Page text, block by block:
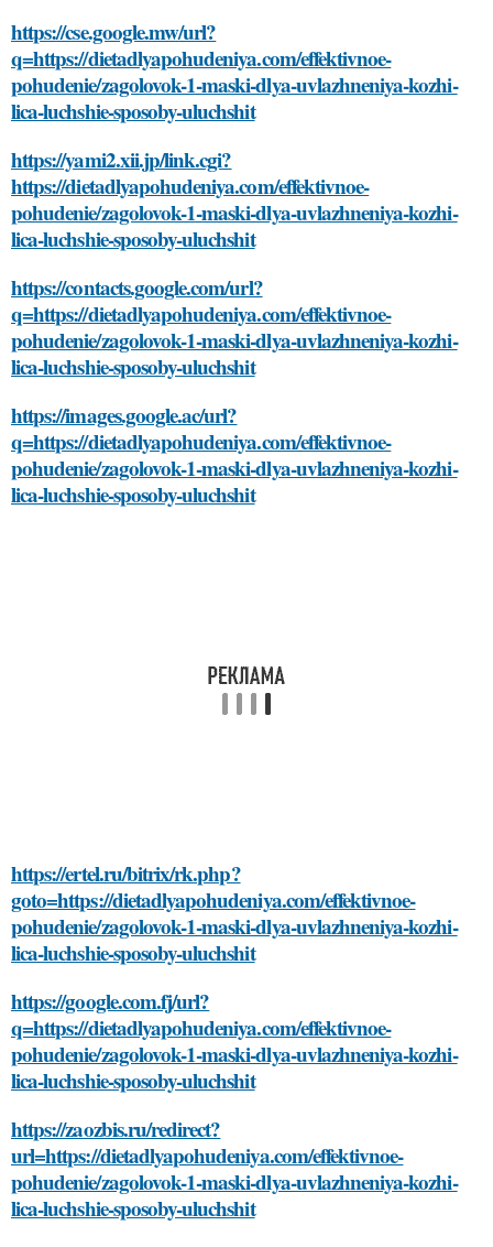
https://cse.google.mw/url?
q=https://dietadlyapohudeniya.com/effektivnoe-
pohudenie/zagolovok-1-maski-dlya-uvlazhneniya-kozhi-
lica-luchshie-sposoby-uluchshit
https://yami2.xii.jp/link.cgi?
https://dietadlyapohudeniya.com/effektivnoe-
pohudenie/zagolovok-1-maski-dlya-uvlazhneniya-kozhi-
lica-luchshie-sposoby-uluchshit
https://contacts.google.com/url?
q=https://dietadlyapohudeniya.com/effektivnoe-
pohudenie/zagolovok-1-maski-dlya-uvlazhneniya-kozhi-
lica-luchshie-sposoby-uluchshit
https://images.google.ac/url?
q=https://dietadlyapohudeniya.com/effektivnoe-
pohudenie/zagolovok-1-maski-dlya-uvlazhneniya-kozhi-
lica-luchshie-sposoby-uluchshit
https://ertel.ru/bitrix/rk.php?
goto=https://dietadlyapohudeniya.com/effektivnoe-
pohudenie/zagolovok-1-maski-dlya-uvlazhneniya-kozhi-
lica-luchshie-sposoby-uluchshit
https://google.com.fj/url?
q=https://dietadlyapohudeniya.com/effektivnoe-
pohudenie/zagolovok-1-maski-dlya-uvlazhneniya-kozhi-
lica-luchshie-sposoby-uluchshit
https://zaozbis.ru/redirect?
url=https://dietadlyapohudeniya.com/effektivnoe-
pohudenie/zagolovok-1-maski-dlya-uvlazhneniya-kozhi-
lica-luchshie-sposoby-uluchshit